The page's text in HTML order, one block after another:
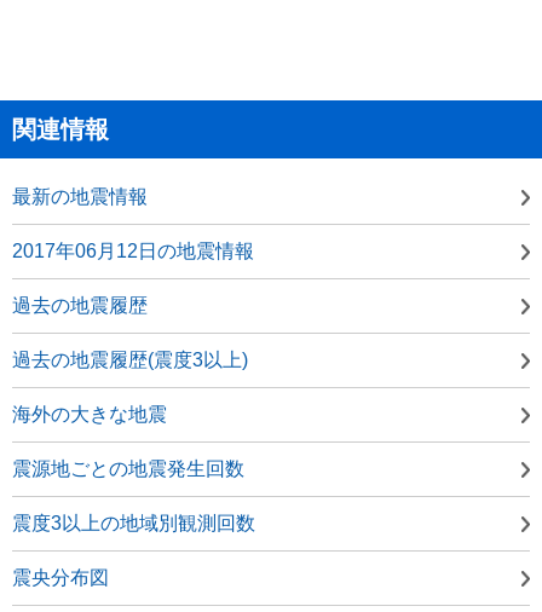
関連情報
最新の地震情報
2017年06月12日の地震情報
過去の地震履歴
過去の地震履歴(震度3以上)
海外の大きな地震
震源地ごとの地震発生回数
震度3以上の地域別観測回数
震央分布図